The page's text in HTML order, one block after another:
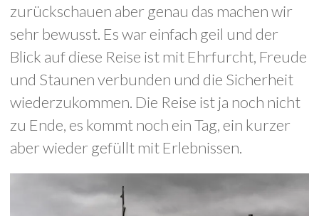
zurückschauen aber genau das machen wir
sehr bewusst. Es war einfach geil und der
Blick auf diese Reise ist mit Ehrfurcht, Freude
und Staunen verbunden und die Sicherheit
wiederzukommen. Die Reise ist ja noch nicht
zu Ende, es kommt noch ein Tag, ein kurzer
aber wieder gefüllt mit Erlebnissen.